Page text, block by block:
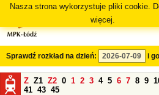
Nasza strona wykorzystuje pliki cookie.
więcej.
Sprawdź rozkład na dzień: i
Z Z1 Z2 0 1 2 3 4 5 6 7 8 9
41 43 45